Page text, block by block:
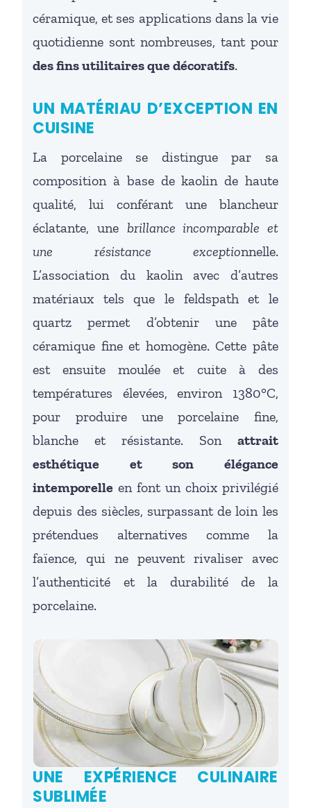
céramique, et ses applications dans la vie
quotidienne sont nombreuses, tant pour
des fins utilitaires que décoratifs.
UN MATÉRIAU D’EXCEPTION EN
CUISINE
La porcelaine se distingue par sa
composition à base de kaolin de haute
qualité, lui conférant une blancheur
éclatante, une brillance incomparable et
une résistance exceptionnelle.
L’association du kaolin avec d’autres
matériaux tels que le feldspath et le
quartz permet d’obtenir une pâte
céramique fine et homogène. Cette pâte
est ensuite moulée et cuite à des
températures élevées, environ 1380°C,
pour produire une porcelaine fine,
blanche et résistante. Son attrait
esthétique et son élégance
intemporelle en font un choix privilégié
depuis des siècles, surpassant de loin les
prétendues alternatives comme la
faïence, qui ne peuvent rivaliser avec
l’authenticité et la durabilité de la
porcelaine.
UNE EXPÉRIENCE CULINAIRE
SUBLIMÉE